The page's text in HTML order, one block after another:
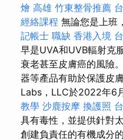
燴 高雄 竹東整骨推薦
經絡課程 無論您是上班
記帳士 職缺 香港入境
早是UVA和UVB輻射克
衰老甚至皮膚癌的風險
器等產品有助於保護皮
Labs，LLC於2022年6
教學 沙鹿按摩 換護照
具有毒性，並提供針對
創建負責任的有機成分